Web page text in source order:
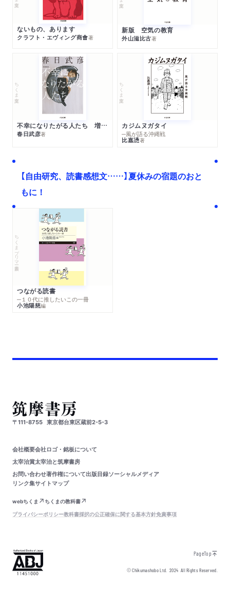
ないもの、あります
クラフト・エヴィング商會著
新版 空気の教育
外山滋比古著
ちくま文庫
不幸になりたがる人たち 増補新版
春日武彦著
ちくま文庫
カジムヌガタイ
─風が語る沖縄戦
比嘉慂著
【自由研究、読書感想文……】夏休みの宿題のおと
もに！
ちくまプリマー新書
つながる読書
─１０代に推したいこの一冊
小池陽慈編
〒111-8755 東京都台東区蔵前2-5-3
会社概要会社ロゴ・銘板について
太宰治賞太宰治と筑摩書房
お問い合わせ著作権について出版目録ソーシャルメディア
リンク集サイトマップ
webちくま
ちくまの教科書
プライバシーポリシー教科書採択の公正確保に関する基本方針免責事項
PageTop
© Chikumashobo Ltd.2024 All Rights Reserved.